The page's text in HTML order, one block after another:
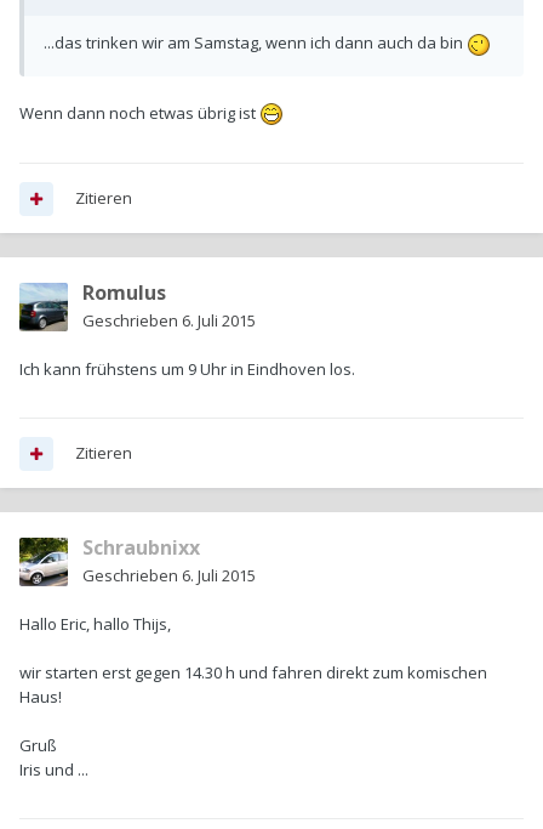
...das trinken wir am Samstag, wenn ich dann auch da bin
Wenn dann noch etwas übrig ist
Zitieren
Romulus
Geschrieben 6. Juli 2015
Ich kann frühstens um 9 Uhr in Eindhoven los.
Zitieren
Schraubnixx
Geschrieben 6. Juli 2015
Hallo Eric, hallo Thijs,
wir starten erst gegen 14.30 h und fahren direkt zum komischen
Haus!
Gruß
Iris und ...